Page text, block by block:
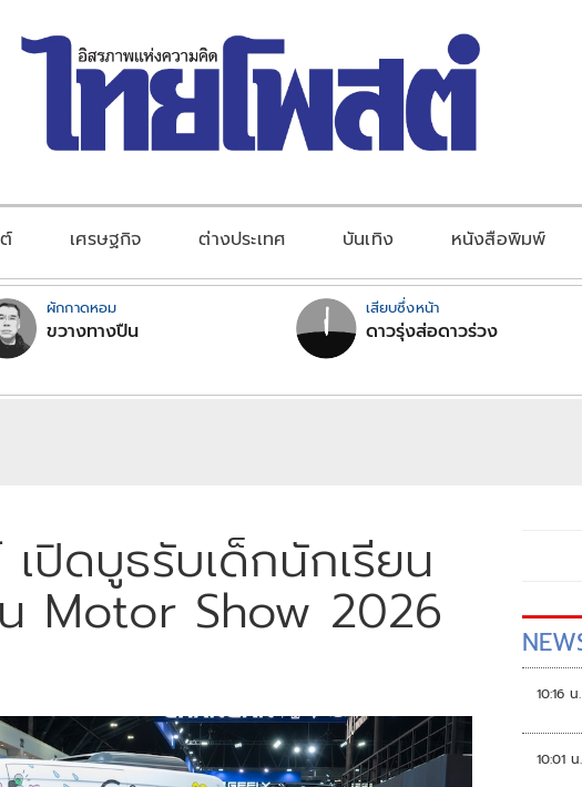
เศรษฐกิจ ต่างประเทศ บันเทิง หนังสือพิมพ์
ผักกาดหอม
ขวางทางปืน
เสียบซึ่งหน้า
ดาวรุ่งส่อดาวร่วง
เปิดบูธรับเด็กนักเรียน
น Motor Show 2026
10:16 น.
10:01 น.